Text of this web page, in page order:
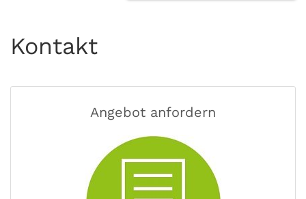
Kontakt
Angebot anfordern